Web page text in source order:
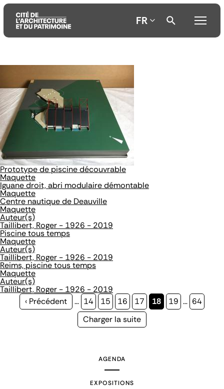
contenu
principal
menu
principal
la
recherche
FR
Prototype de piscine découvrable
Maquette
Iguane droit, abri modulaire démontable
Maquette
Centre nautique de Deauville
Maquette
Auteur(s)
Taillibert, Roger - 1926 - 2019
Piscine tous temps
Maquette
Auteur(s)
Taillibert, Roger - 1926 - 2019
Reims, piscine tous temps
Maquette
Auteur(s)
Taillibert, Roger - 1926 - 2019
Page
‹ Précédent … Page
14 Page
15 Page
16 Page
17
Page
18 Page
19 … Page
64
Page
Charger la suite
AGENDA
EXPOSITIONS